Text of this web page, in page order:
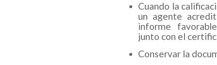
Cuando la
un agente
informe
junto con el
Conservar la